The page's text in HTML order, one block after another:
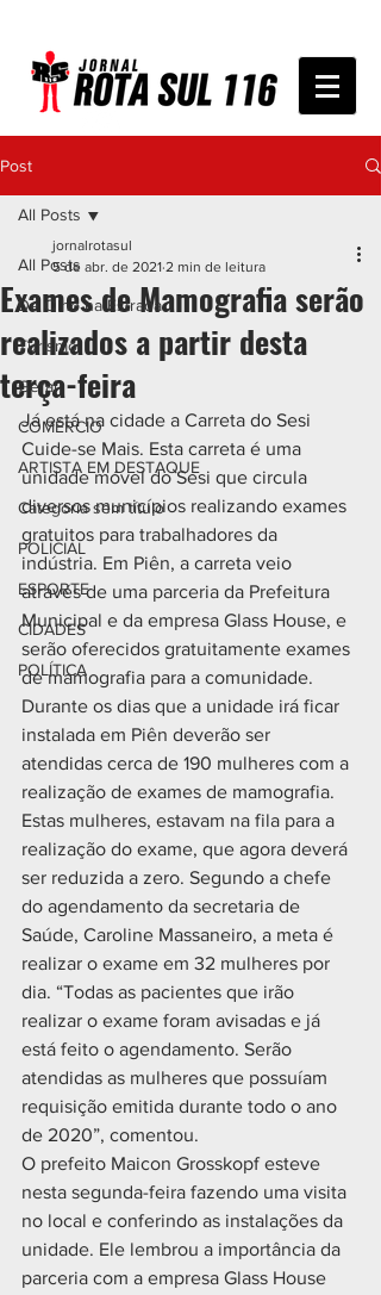
Post
All Posts
De Olho na Estrada
Turismo
Geral
COMÉRCIO
ARTISTA EM DESTAQUE
Categoria sem título
POLICIAL
ESPORTE
CIDADES
POLÍTICA
All Posts
Exames de Mamografia serão
realizados a partir desta
terça-feira
jornalrotasul
5 de abr. de 2021 2 min de leitura
Já está na cidade a Carreta do Sesi
Cuide-se Mais. Esta carreta é uma
unidade móvel do Sesi que circula
diversos municípios realizando exames
gratuitos para trabalhadores da
indústria. Em Piên, a carreta veio
através de uma parceria da Prefeitura
Municipal e da empresa Glass House, e
serão oferecidos gratuitamente exames
de mamografia para a comunidade.
Durante os dias que a unidade irá ficar
instalada em Piên deverão ser
atendidas cerca de 190 mulheres com a
realização de exames de mamografia.
Estas mulheres, estavam na fila para a
realização do exame, que agora deverá
ser reduzida a zero. Segundo a chefe
do agendamento da secretaria de
Saúde, Caroline Massaneiro, a meta é
realizar o exame em 32 mulheres por
dia. “Todas as pacientes que irão
realizar o exame foram avisadas e já
está feito o agendamento. Serão
atendidas as mulheres que possuíam
requisição emitida durante todo o ano
de 2020”, comentou.
O prefeito Maicon Grosskopf esteve
nesta segunda-feira fazendo uma visita
no local e conferindo as instalações da
unidade. Ele lembrou a importância da
parceria com a empresa Glass House